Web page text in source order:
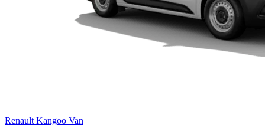
Renault Kangoo Van